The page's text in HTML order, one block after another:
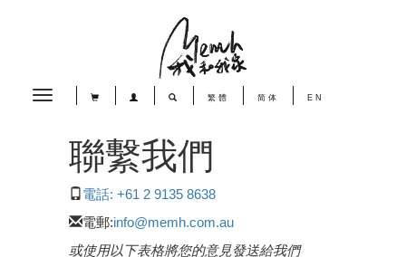
Toggle
繁體 简体 EN
聯繫我們
電話: +61 2 9135 8638
電郵:info@memh.com.au
或使用以下表格將您的意見發送給我們